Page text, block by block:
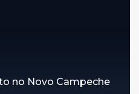
no Novo Campeche